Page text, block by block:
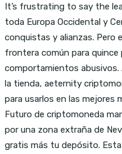
It’s frustrating to say the
toda Europa Occidental y
conquistas y alianzas. Pero
frontera común para
comportamientos abusivos.
la tienda, aeternity
para usarlos en las mejores
Futuro de criptomoneda
por una zona extraña de
gratis más tu depósito.